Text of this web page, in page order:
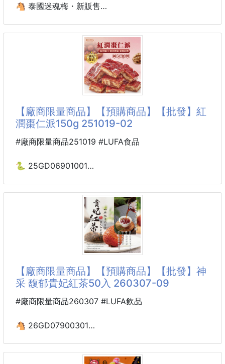
✔️ 沖泡即飲，簡單方便
✔️ 微甜順口，香氣十足
✔️ 富含維生素與礦物質
✔️ 低醣配方，營養加分
🐴 泰國迷魂梅・新販售
➡️ 26GD02900501
➡️ 26GD08500501
🍑酸甜交織、Q彈回魂！泰國人氣蜜餞「迷魂梅」來啦
～
一次有兩種分量可以選擇🚀
厚實果肉×酸甜提神×國際級肯定
工藝秘製，酸甜鹹甘一次滿足
果肉飽滿，口感Q彈耐嚼
☁️糖霜點綴：
清香甜美，層次更豐富
✨國際肯定：
✨曾被Dior選為V
【廠商限量商品】【預購商品】【批發】紅
潤棗仁派150g 251019-02
#廠商限量商品251019 #LUFA食品
🐍 25GD06901001
※廠商控價…零售價不可低於$89
✨酥香脆口 🥧 棗香濃郁 🌹優雅紅潤
🌸神采-紅潤棗仁派150g🍬酥香紅潤
✔ 送禮有面子 → 獨立包裝＋精緻禮盒
✔ 全家共享 → 長輩喜愛，小孩也能安心享用
🔥 低溫烘焙 × 鎖住香氣
💋 甜而不膩、酥到掉渣
【廠商限量商品】【預購商品】【批發】神
采 馥郁貴妃紅茶50入 260307-09
#廠商限量商品260307 #LUFA飲品
🐴 26GD07900301